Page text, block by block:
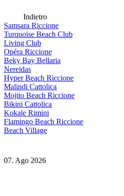
Indietro
Samsara Riccione
Turquoise Beach Club
Living Club
Opéra Riccione
Beky Bay Bellaria
Nereidas
Hyper Beach Riccione
Malindi Cattolica
Mojito Beach Riccione
Bikini Cattolica
Kokale Rimini
Flamingo Beach Riccione
Beach Village
07. Ago 2026